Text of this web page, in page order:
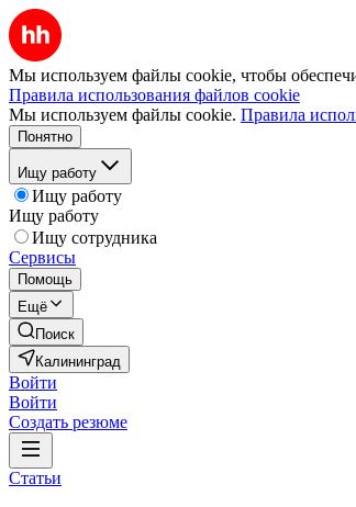
Мы используем файлы cookie, чтобы
Правила использования файлов cookie
Мы используем файлы cookie. Правила
Понятно
Ищу работу
Ищу работу
Ищу работу
Ищу сотрудника
Сервисы
Помощь
Ещё
Поиск
Калининград
Войти
Войти
Создать резюме
Статьи